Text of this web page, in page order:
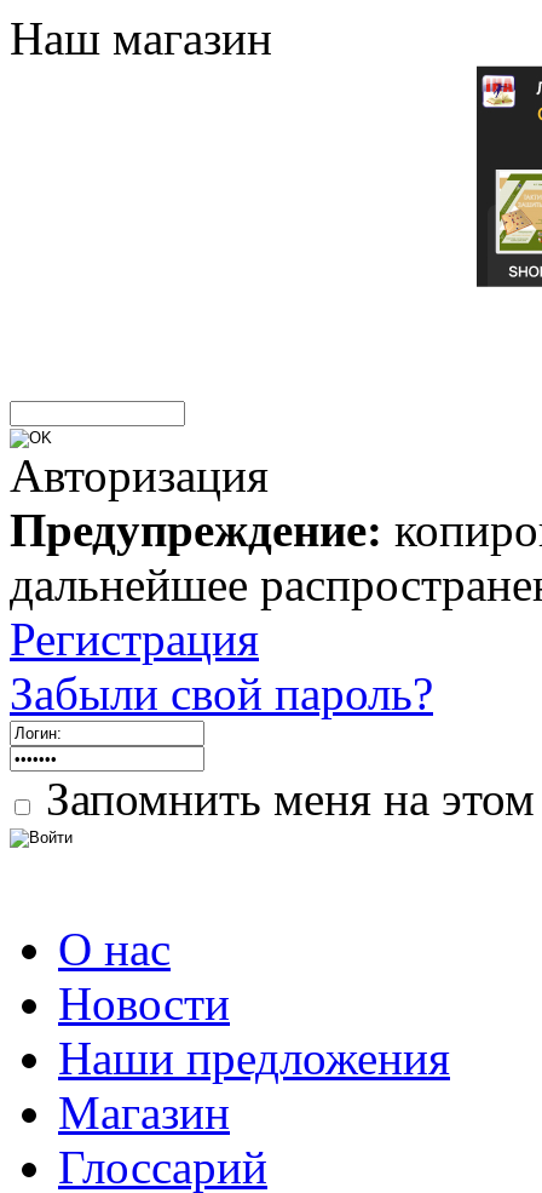
Наш магазин
Авторизация
Предупреждение:
дальнейшее
Регистрация
Забыли свой пароль?
Запомнить меня на
О нас
Новости
Наши предложения
Магазин
Глоссарий